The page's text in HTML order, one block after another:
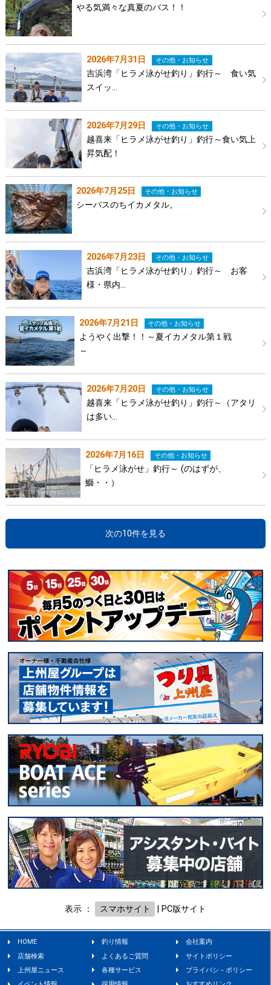
やる気満々な真夏のバス！！
2026年7月31日 その他・お知らせ
吉浜湾「ヒラメ泳がせ釣り」釣行～ 食い気
スイッ…
2026年7月29日 その他・お知らせ
越喜来「ヒラメ泳がせ釣り」釣行～食い気上
昇気配！
2026年7月25日 その他・お知らせ
シーバスのちイカメタル。
2026年7月23日 その他・お知らせ
吉浜湾「ヒラメ泳がせ釣り」釣行～ お客
様・県内…
2026年7月21日 その他・お知らせ
ようやく出撃！！～夏イカメタル第１戦
～
2026年7月20日 その他・お知らせ
越喜来「ヒラメ泳がせ釣り」釣行～（アタリ
は多い…
2026年7月16日 その他・お知らせ
「ヒラメ泳がせ」釣行～ (のはずが、
鰤・・）
次の10件を見る
表示 ： スマホサイト PC版サイト
HOME 釣り情報
会社案内
店舗検索
よくあるご質問
サイトポリシー
上州屋ニュース
各種サービス
プライバシ－ポリシー